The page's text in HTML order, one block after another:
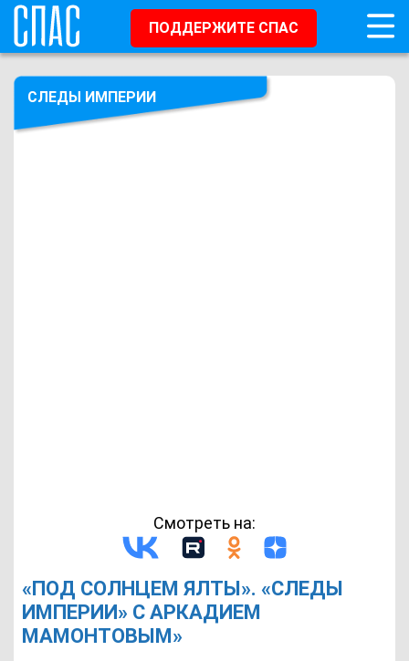
ПОДДЕРЖИТЕ СПАС
СЛЕДЫ ИМПЕРИИ
Смотреть на:
«ПОД СОЛНЦЕМ ЯЛТЫ». «СЛЕДЫ
ИМПЕРИИ» С АРКАДИЕМ
МАМОНТОВЫМ»